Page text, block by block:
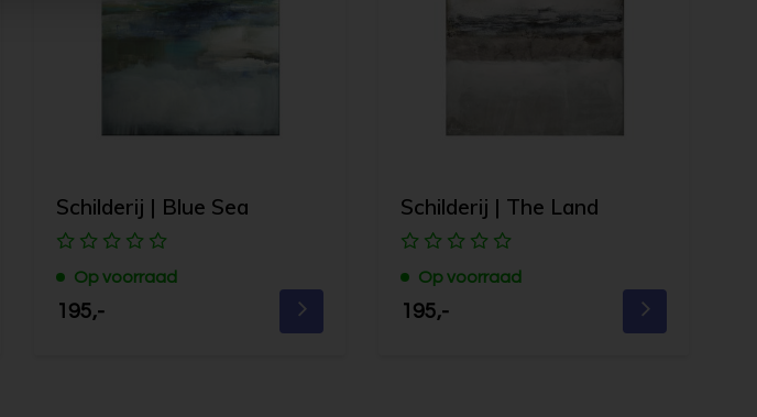
Schilderij | Blue Sea
Op voorraad
195,-
Schilderij | The Land
Op voorraad
195,-